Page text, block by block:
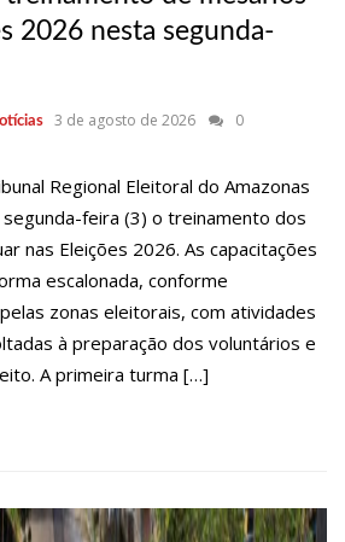
2026 nesta segunda-
3 de agosto de 2026
0
Regional Eleitoral do Amazonas
segunda-feira (3) o treinamento dos
nas Eleições 2026. As capacitações
escalonada, conforme
zonas eleitorais, com atividades
à preparação dos voluntários e
A primeira turma […]